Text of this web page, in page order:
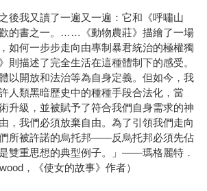
後我又讀了一遍又一遍：它和《呼嘯山
的書之一。……《動物農莊》描繪了一場
如何一步步走向由專制暴君統治的極權獨
則描述了完全生活在這種體制下的感受。
開放和法治等為自身定義。但如今，我
人類黑暗歷史中的種種手段合法化，當
升級，並被賦予了符合我們自身需求的神
，我們必須放棄自由。為了引領我們走向
所被許諾的烏托邦――反烏托邦必須先佔
雙重思想的典型例子。」――瑪格麗特．
，《使女的故事》作者）